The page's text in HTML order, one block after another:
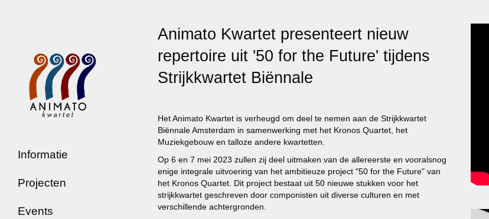
Informatie
Projecten
Events
Animato Kwartet presenteert nieuw
repertoire uit '50 for the Future' tijdens
Strijkkwartet Biënnale
Het Animato Kwartet is verheugd om deel te nemen aan de Strijkkwartet
Biënnale Amsterdam in samenwerking met het Kronos Quartet, het
Muziekgebouw en talloze andere kwartetten.
Op 6 en 7 mei 2023 zullen zij deel uitmaken van de allereerste en vooralsnog
enige integrale uitvoering van het ambitieuze project "50 for the Future" van
het Kronos Quartet. Dit project bestaat uit 50 nieuwe stukken voor het
strijkkwartet geschreven door componisten uit diverse culturen en met
verschillende achtergronden.